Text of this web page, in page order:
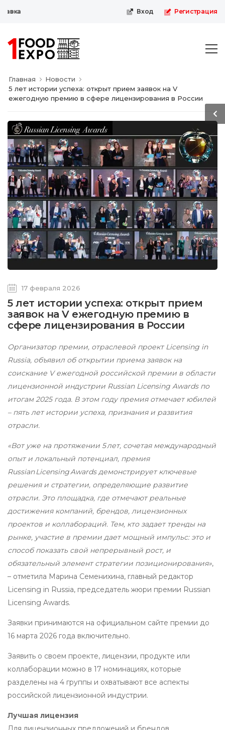
Вход Регистрация
Главная
Новости
5 лет истории успеха: открыт прием заявок на V
ежегодную премию в сфере лицензирования в России
17 февраля 2026
5 лет истории успеха: открыт прием
заявок на V ежегодную премию в
сфере лицензирования в России
Организатор премии, отраслевой проект Licensing in
Russia, объявил об открытии приема заявок на
соискание V ежегодной российской премии в области
лицензионной индустрии Russian Licensing Awards по
итогам 2025 года. В этом году премия отмечает юбилей
– пять лет истории успеха, признания и развития
отрасли.
«Вот уже на протяжении 5 лет, сочетая международный
опыт и локальный потенциал, премия
Russian Licensing Awards демонстрирует ключевые
решения и стратегии, определяющие развитие
отрасли. Это площадка, где отмечают реальные
достижения компаний, брендов, лицензионных
проектов и коллабораций. Тем, кто задает тренды на
рынке, участие в премии дает мощный импульс: это и
способ показать свой непрерывный рост, и
обязательный элемент стратегии позиционирования»,
– отметила Марина Семенихина, главный редактор
Licensing in Russia, председатель жюри премии Russian
Licensing Awards.
Заявки принимаются на официальном сайте премии до
16 марта 2026 года включительно.
Заявить о своем проекте, лицензии, продукте или
коллаборации можно в 17 номинациях, которые
разделены на 4 группы и охватывают все аспекты
российской лицензионной индустрии.
Лучшая лицензия